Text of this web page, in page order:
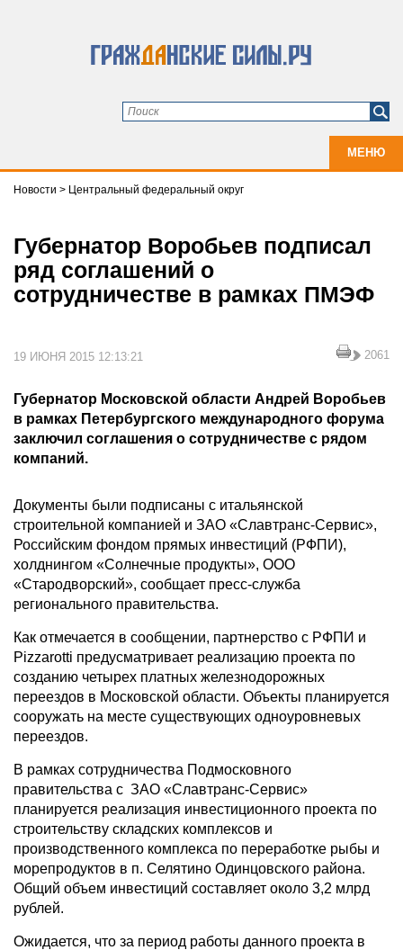
МЕНЮ
Новости > Центральный федеральный округ
Губернатор Воробьев подписал
ряд соглашений о
сотрудничестве в рамках ПМЭФ
19 ИЮНЯ 2015 12:13:21 2061
Губернатор Московской области Андрей Воробьев
в рамках Петербургского международного форума
заключил соглашения о сотрудничестве с рядом
компаний.
Документы были подписаны с итальянской
строительной компанией и ЗАО «Славтранс-Сервис»,
Российским фондом прямых инвестиций (РФПИ),
холднингом «Солнечные продукты», ООО
«Стародворский», сообщает пресс-служба
регионального правительства.
Как отмечается в сообщении, партнерство с РФПИ и
Pizzarotti предусматривает реализацию проекта по
созданию четырех платных железнодорожных
переездов в Московской области. Объекты планируется
сооружать на месте существующих одноуровневых
переездов.
В рамках сотрудничества Подмосковного
правительства с ЗАО «Славтранс-Сервис»
планируется реализация инвестиционного проекта по
строительству складских комплексов и
производственного комплекса по переработке рыбы и
морепродуктов в п. Селятино Одинцовского района.
Общий объем инвестиций составляет около 3,2 млрд
рублей.
Ожидается, что за период работы данного проекта в